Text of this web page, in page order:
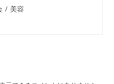
/ 美容